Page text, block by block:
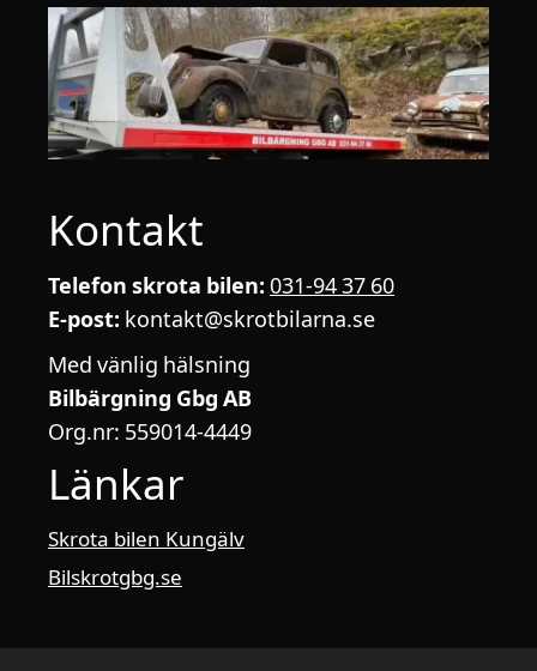
Kontakt
Telefon skrota bilen: 031-94 37 60
E-post: kontakt@skrotbilarna.se
Med vänlig hälsning
Bilbärgning Gbg AB
Org.nr: 559014-4449
Länkar
Skrota bilen Kungälv
Bilskrotgbg.se